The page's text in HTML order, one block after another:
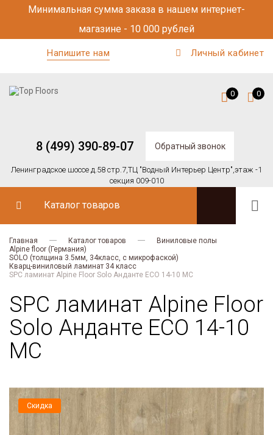
Минимальная сумма заказа в нашем интернет-
магазине - 10 000 рублей
Напишите нам Личный кабинет
8 (499) 390-89-07 Обратный звонок
Ленинградское шоссе д.58 стр.7,ТЦ "Водный Интерьер Центр",этаж -1
секция 009-010
0 0
Каталог товаров
Главная Каталог товаров
Виниловые полы
Alpine floor (Германия)
SOLO (толщина 3.5мм, 34класс, с микрофаской)
Кварц-виниловый ламинат 34 класс
SРС ламинат Alpine Floor Solo Анданте ЕСО 14-10 MC
SРС ламинат Alpine Floor
Solo Анданте ЕСО 14-10
MC
Скидка